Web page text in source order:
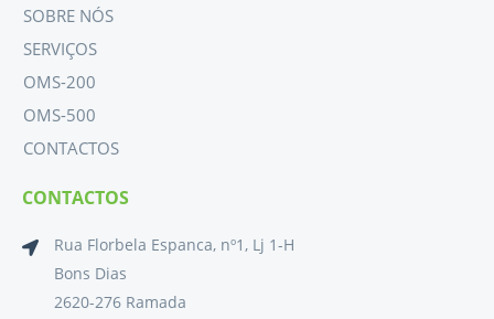
SOBRE NÓS
SERVIÇOS
OMS-200
OMS-500
CONTACTOS
CONTACTOS
Rua Florbela Espanca, nº1, Lj 1-H
Bons Dias
2620-276 Ramada